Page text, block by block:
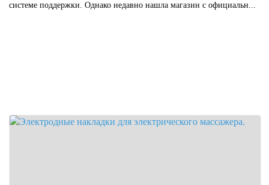
системе поддержки. Однако недавно нашла магазин с официальн...